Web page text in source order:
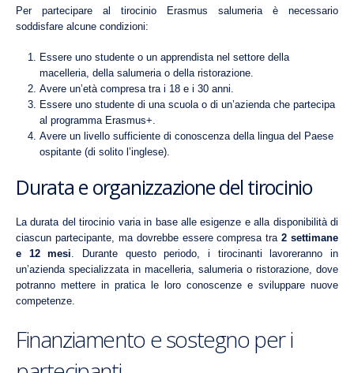
Per partecipare al tirocinio Erasmus salumeria è necessario
soddisfare alcune condizioni:
Essere uno studente o un apprendista nel settore della
macelleria, della salumeria o della ristorazione.
Avere un’età compresa tra i 18 e i 30 anni.
Essere uno studente di una scuola o di un’azienda che partecipa
al programma Erasmus+.
Avere un livello sufficiente di conoscenza della lingua del Paese
ospitante (di solito l’inglese).
Durata e organizzazione del tirocinio
La durata del tirocinio varia in base alle esigenze e alla disponibilità di
ciascun partecipante, ma dovrebbe essere compresa tra 2 settimane
e 12 mesi . Durante questo periodo, i tirocinanti lavoreranno in
un’azienda specializzata in macelleria, salumeria o ristorazione, dove
potranno mettere in pratica le loro conoscenze e sviluppare nuove
competenze.
Finanziamento e sostegno per i